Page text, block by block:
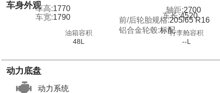
车身外观
车长:4520
车宽:1790
车高:1770 轴距:2700
前/后轮胎规格:205/65 R16
铝合金轮毂:标配
油箱容积
48L
行李舱容积
--L
动力底盘
动力系统